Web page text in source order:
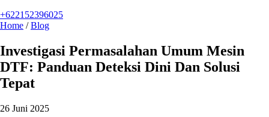
+622152396025
Home /Blog
Investigasi Permasalahan Umum Mesin
DTF: Panduan Deteksi Dini Dan Solusi
Tepat
26 Juni 2025